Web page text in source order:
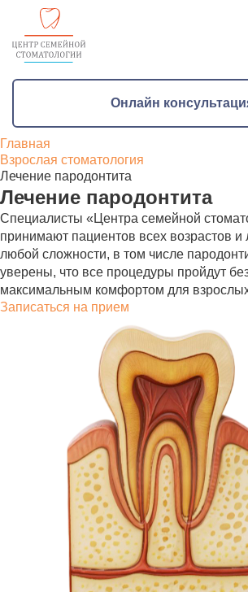
Онлайн
Онлайн
Главная
Взрослая стоматология
Лечение пародонтита
Лечение пародонтита
Специалисты «Центра семейной
принимают пациентов всех возрастов и
любой сложности, в том числе
уверены, что все процедуры пройдут
максимальным комфортом для
Записаться на прием